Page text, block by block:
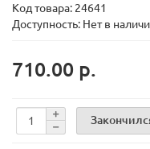
Код товара: 24641
Доступность: Нет в
710.00 р.